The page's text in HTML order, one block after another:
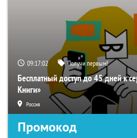
09:17:01 Получи первым!
Бесплатный доступ до 45 дней к
Книги»
Россия
Промокод